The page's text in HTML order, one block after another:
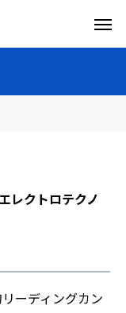
レクトロテクノ
ーディングカン